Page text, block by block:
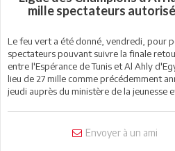
mille spectateurs
Le feu vert a été donné, vendredi, pour
spectateurs pouvant suivre la finale
entre l'Espérance de Tunis et Al Ahly
lieu de 27 mille comme précédemment
jeudi auprès du ministère de la jeunesse
Envoyer à un ami